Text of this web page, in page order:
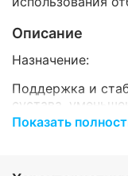
Описание
Назначение:
Поддержка и
сустава,
активных людей.
Показать